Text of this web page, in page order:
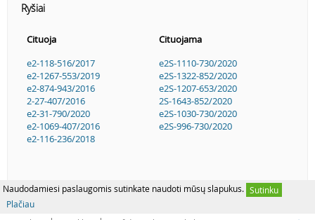
Naudodamiesi paslaugomis sutinkate naudoti mūsų slapukus. Sutinku
Plačiau
Ryšiai
Cituoja
Cituojama
e2-118-516/2017
e2-1267-553/2019
e2-874-943/2016
2-27-407/2016
e2-31-790/2020
e2-1069-407/2016
e2-116-236/2018
e2S-1110-730/2020
e2S-1322-852/2020
e2S-1207-653/2020
2S-1643-852/2020
e2S-1030-730/2020
e2S-996-730/2020